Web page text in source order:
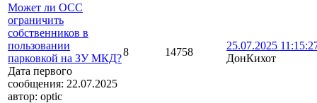
Может ли ОСС
ограничить
собственников в
пользовании
парковкой на ЗУ МКД?
Дата первого
сообщения: 22.07.2025
автор: optic
8 14758
25.07.2025
ДонКихот